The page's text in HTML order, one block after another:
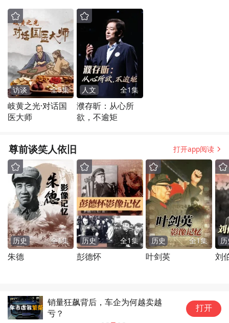
访谈 全5集
岐黄之光·对话国
医大师
人文 全1集
濮存昕：从心所
欲，不逾矩
尊前谈笑人依旧 打开app阅读
历史 全1集
朱德
历史 全1集
彭德怀
历史 全1集
叶剑英 刘
销量狂飙背后，车企为何越卖越
亏？
“
打开